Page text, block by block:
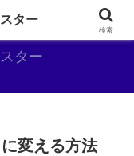
最強
ター
変える方法
ター
検索